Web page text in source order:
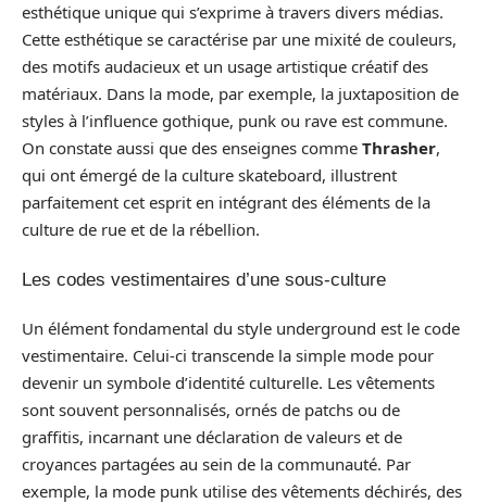
esthétique unique qui s’exprime à travers divers médias.
Cette esthétique se caractérise par une mixité de couleurs,
des motifs audacieux et un usage artistique créatif des
matériaux. Dans la mode, par exemple, la juxtaposition de
styles à l’influence gothique, punk ou rave est commune.
On constate aussi que des enseignes comme Thrasher,
qui ont émergé de la culture skateboard, illustrent
parfaitement cet esprit en intégrant des éléments de la
culture de rue et de la rébellion.
Les codes vestimentaires d’une sous-culture
Un élément fondamental du style underground est le code
vestimentaire. Celui-ci transcende la simple mode pour
devenir un symbole d’identité culturelle. Les vêtements
sont souvent personnalisés, ornés de patchs ou de
graffitis, incarnant une déclaration de valeurs et de
croyances partagées au sein de la communauté. Par
exemple, la mode punk utilise des vêtements déchirés, des